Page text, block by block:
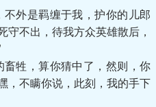
外是羁缠于我，护你的儿郎
守不出，待我方众英雄散后，
牲，算你猜中了，然则，你
，不瞒你说，此刻，我的手下